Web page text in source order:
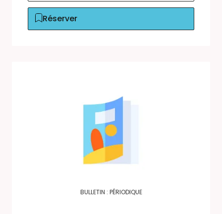
Réserver
BULLETIN : PÉRIODIQUE